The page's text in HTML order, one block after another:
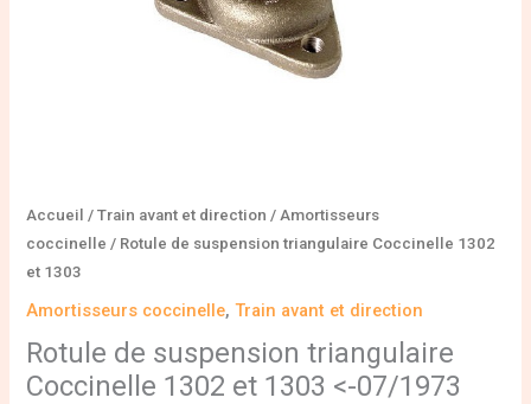
Accueil /Train avant et direction / Amortisseurs
coccinelle / Rotule de suspension triangulaire Coccinelle 1302
et 1303
Amortisseurs coccinelle,Train avant et direction
Rotule de suspension triangulaire
Coccinelle 1302 et 1303 <-07/1973